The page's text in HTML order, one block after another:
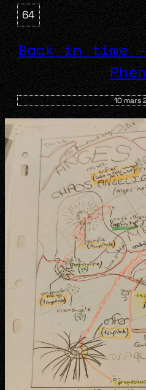
64
Back in time
10 mars